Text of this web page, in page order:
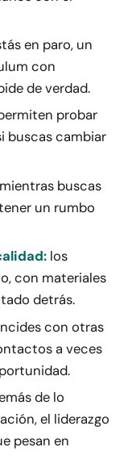
en paro, un
con
de verdad.
probar
buscas cambiar
buscas
un rumbo
los
con materiales
detrás.
con otras
a veces
de lo
el liderazgo
pesan en